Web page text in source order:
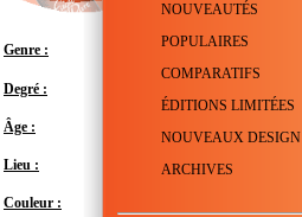
NOUVEAUTÉS
POPULAIRES
COMPARATIFS
ÉDITIONS LIMITÉES
NOUVEAUX DESIGN
ARCHIVES
Genre : Whiskey - Straight Bourbon
Degré :
Âge :
Lieu : États-Unis - Kentucky
Couleur :